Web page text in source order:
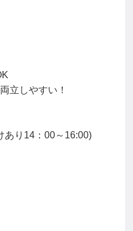
立しやすい！
あり14：00～16:00)